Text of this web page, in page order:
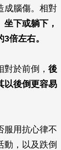
成腦傷。相對
下或躺下，
倍左右。
於前倒， 後
以後倒更容易
服用抗心律不
動，以及跌倒